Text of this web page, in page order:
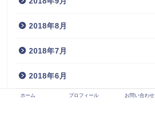
2018年8月
2018年7月
2018年6月
ホーム プロフィール
お問い合わせ